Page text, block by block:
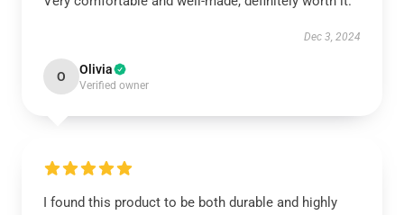
Dec 3, 2024
O Olivia
Verified owner
I found this product to be both durable and highly